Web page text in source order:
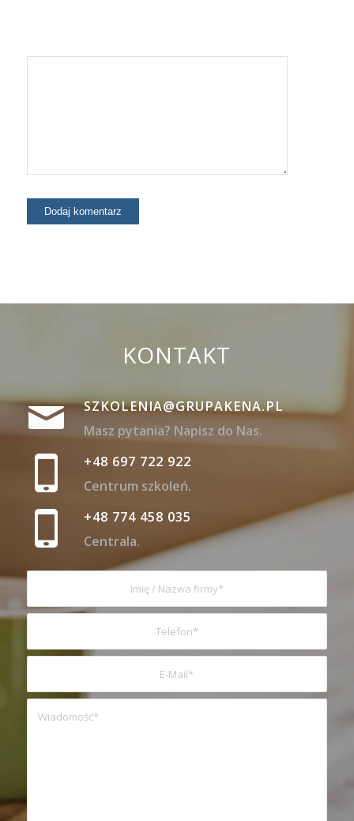
KONTAKT
SZKOLENIA@GRUPAKENA.PL
Masz pytania? Napisz do Nas.
+48 697 722 922
Centrum szkoleń.
+48 774 458 035
Centrala.